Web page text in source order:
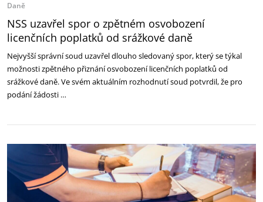
Daně
NSS uzavřel spor o zpětném osvobození
licenčních poplatků od srážkové daně
Nejvyšší správní soud uzavřel dlouho sledovaný spor, který se týkal
možnosti zpětného přiznání osvobození licenčních poplatků od
srážkové daně. Ve svém aktuálním rozhodnutí soud potvrdil, že pro
podání žádosti …